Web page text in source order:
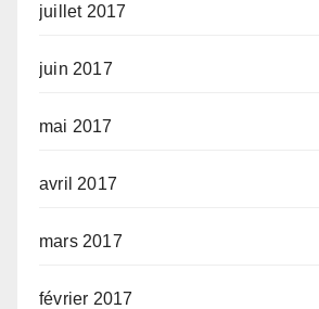
juillet 2017
juin 2017
mai 2017
avril 2017
mars 2017
février 2017